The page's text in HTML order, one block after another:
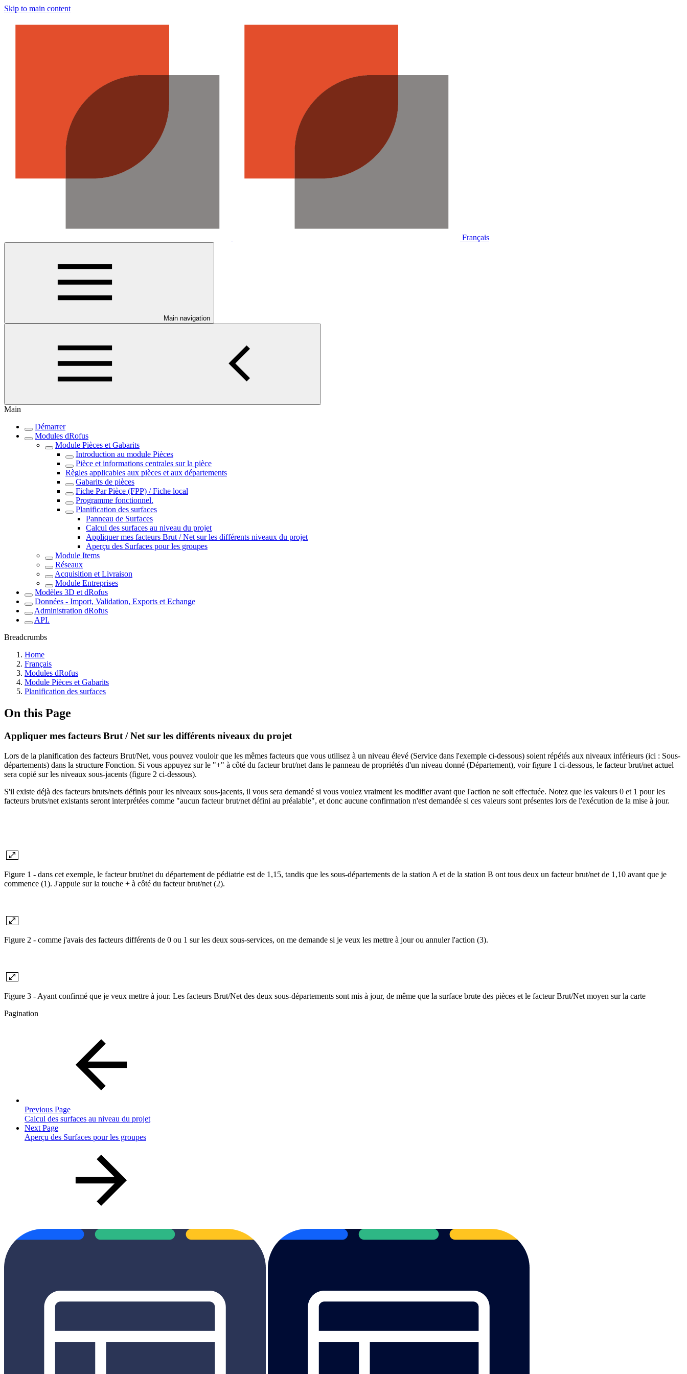
Skip to main content
Français
Main navigation
Main
Démarrer
Modules dRofus
Module Pièces et Gabarits
Introduction au module Pièces
Pièce et informations centrales sur la pièce
Règles applicables aux pièces et aux départements
Gabarits de pièces
Fiche Par Pièce (FPP) / Fiche local
Programme fonctionnel.
Planification des surfaces
Panneau de Surfaces
Calcul des surfaces au niveau du projet
Appliquer mes facteurs Brut / Net sur les différents niveaux du projet
Aperçu des Surfaces pour les groupes
Module Items
Réseaux
Acquisition et Livraison
Module Entreprises
Modèles 3D et dRofus
Données - Import, Validation, Exports et Echange
Administration dRofus
API.
Breadcrumbs
Home
Français
Modules dRofus
Module Pièces et Gabarits
Planification des surfaces
On this Page
Appliquer mes facteurs Brut / Net sur les différents niveaux du projet
Lors de la planification des facteurs Brut/Net, vous pouvez vouloir que les mêmes facteurs que vous utilisez à un niveau élevé (Service dans l'exemple ci-dessous) soient répétés aux niveaux inférieurs (ici : Sous-
départements) dans la structure Fonction. Si vous appuyez sur le "+" à côté du facteur brut/net dans le panneau de propriétés d'un niveau donné (Département), voir figure 1 ci-dessous, le facteur brut/net actuel
sera copié sur les niveaux sous-jacents (figure 2 ci-dessous).
S'il existe déjà des facteurs bruts/nets définis pour les niveaux sous-jacents, il vous sera demandé si vous voulez vraiment les modifier avant que l'action ne soit effectuée. Notez que les valeurs 0 et 1 pour les
facteurs bruts/net existants seront interprétées comme "aucun facteur brut/net défini au préalable", et donc aucune confirmation n'est demandée si ces valeurs sont présentes lors de l'exécution de la mise à jour.
Figure 1 - dans cet exemple, le facteur brut/net du département de pédiatrie est de 1,15, tandis que les sous-départements de la station A et de la station B ont tous deux un facteur brut/net de 1,10 avant que je
commence (1). J'appuie sur la touche + à côté du facteur brut/net (2).
Figure 2 - comme j'avais des facteurs différents de 0 ou 1 sur les deux sous-services, on me demande si je veux les mettre à jour ou annuler l'action (3).
Figure 3 - Ayant confirmé que je veux mettre à jour. Les facteurs Brut/Net des deux sous-départements sont mis à jour, de même que la surface brute des pièces et le facteur Brut/Net moyen sur la carte
Pagination
Previous Page
Calcul des surfaces au niveau du projet
Next Page
Aperçu des Surfaces pour les groupes